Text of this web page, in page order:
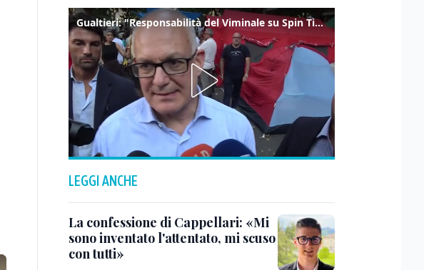
Gualtieri: "Responsabilità del Viminale su Spin Time? La posizione dei partiti è nota"
LEGGI ANCHE
La confessione di Cappellari: «Mi
sono inventato l'attentato, mi scuso
con tutti»